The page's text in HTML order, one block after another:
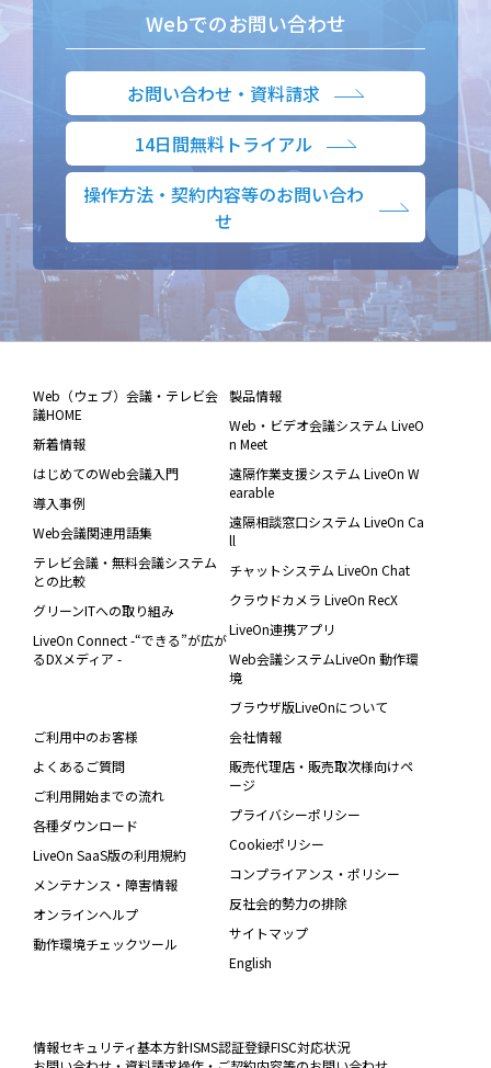
Webでのお問い合わせ
お問い合わせ・資料請求
14日間無料トライアル
操作方法・契約内容等のお問い合わ
せ
Web（ウェブ）会議・テレビ会
議HOME
新着情報
はじめてのWeb会議入門
導入事例
Web会議関連用語集
テレビ会議・無料会議システム
との比較
グリーンITへの取り組み
LiveOn Connect -“できる”が広が
るDXメディア -
製品情報
Web・ビデオ会議システム LiveO
n Meet
遠隔作業支援システム LiveOn W
earable
遠隔相談窓口システム LiveOn Ca
ll
チャットシステム LiveOn Chat
クラウドカメラ LiveOn RecX
LiveOn連携アプリ
Web会議システムLiveOn 動作環
境
ブラウザ版LiveOnについて
ご利用中のお客様
よくあるご質問
ご利用開始までの流れ
各種ダウンロード
LiveOn SaaS版の利用規約
メンテナンス・障害情報
オンラインヘルプ
動作環境チェックツール
会社情報
販売代理店・販売取次様向けペ
ージ
プライバシーポリシー
Cookieポリシー
コンプライアンス・ポリシー
反社会的勢力の排除
サイトマップ
English
情報セキュリティ基本方針ISMS認証登録FISC対応状況